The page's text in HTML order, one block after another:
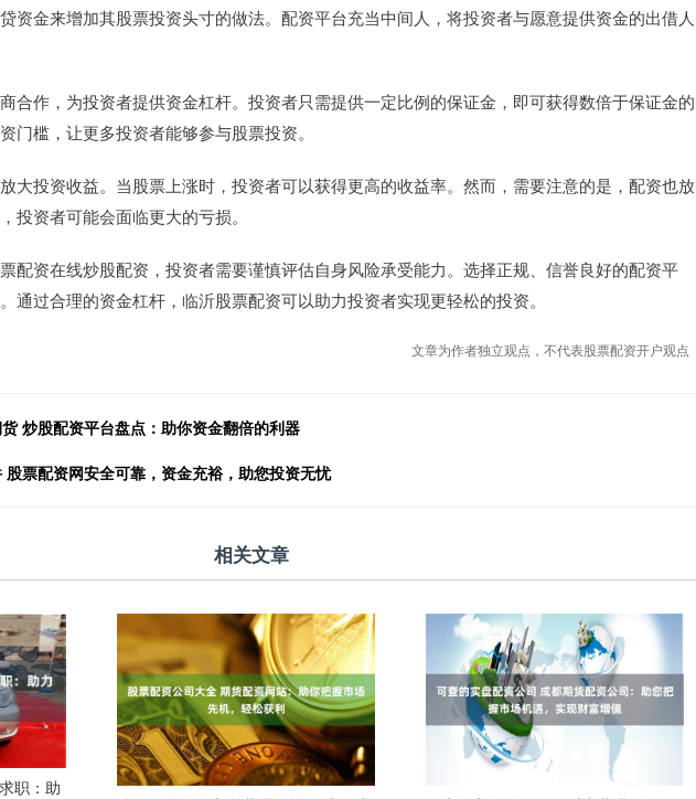
资金来增加其股票投资头寸的做法。配资平台充当中间人，将投资者与愿意提供资金的出借人
合作，为投资者提供资金杠杆。投资者只需提供一定比例的保证金，即可获得数倍于保证金的
门槛，让更多投资者能够参与股票投资。
大投资收益。当股票上涨时，投资者可以获得更高的收益率。然而，需要注意的是，配资也放
投资者可能会面临更大的亏损。
配资在线炒股配资，投资者需要谨慎评估自身风险承受能力。选择正规、信誉良好的配资平
通过合理的资金杠杆，临沂股票配资可以助力投资者实现更轻松的投资。
文章为作者独立观点，不代表股票配资开户观点
炒股配资平台盘点：助你资金翻倍的利器
票配资网安全可靠，资金充裕，助您投资无忧
相关文章
职：助